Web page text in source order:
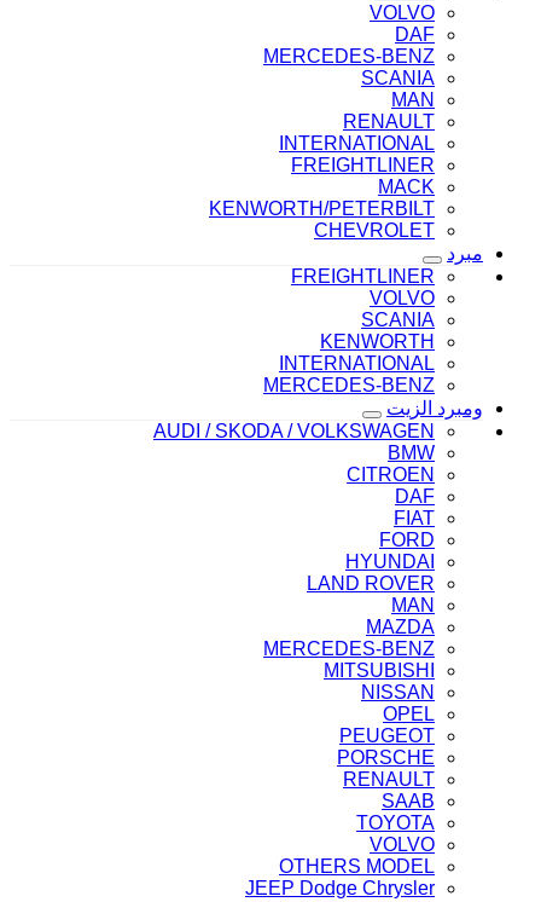
VOLVO
DAF
MERCEDES-BENZ
SCANIA
MAN
RENAULT
INTERNATIONAL
FREIGHTLINER
MACK
KENWORTH/PETERBILT
CHEVROLET
مبرد
FREIGHTLINER
VOLVO
SCANIA
KENWORTH
INTERNATIONAL
MERCEDES-BENZ
ومبرد الزيت
AUDI / SKODA / VOLKSWAGEN
BMW
CITROEN
DAF
FIAT
FORD
HYUNDAI
LAND ROVER
MAN
MAZDA
MERCEDES-BENZ
MITSUBISHI
NISSAN
OPEL
PEUGEOT
PORSCHE
RENAULT
SAAB
TOYOTA
VOLVO
OTHERS MODEL
JEEP Dodge Chrysler